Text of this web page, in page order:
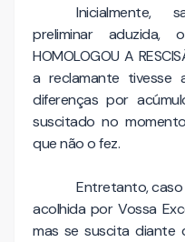
Inicialmente,
preliminar aduzida,
HOMOLOGOU A
a reclamante tivesse
diferenças por
suscitado no
que não o fez.
Entretanto, caso
acolhida por Vossa
mas se suscita diante